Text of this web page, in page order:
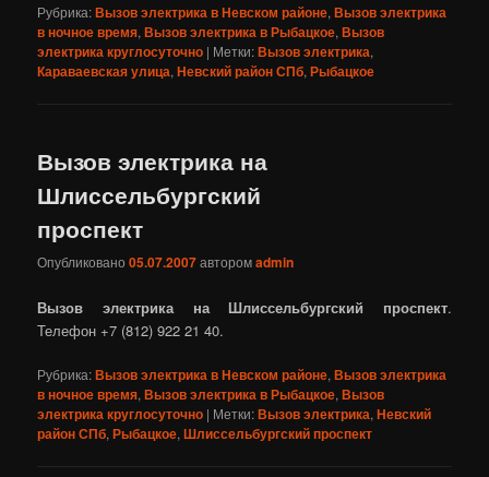
Рубрика:Вызов электрика в Невском районе,Вызов электрика
в ночное время,Вызов электрика в Рыбацкое,Вызов
электрика круглосуточно | Метки:Вызов электрика,
Караваевская улица,Невский район СПб,Рыбацкое
Вызов электрика на
Шлиссельбургский
проспект
Опубликовано05.07.2007авторомadmin
Вызов электрика на Шлиссельбургский проспект.
Телефон +7 (812) 922 21 40.
Рубрика:Вызов электрика в Невском районе,Вызов электрика
в ночное время,Вызов электрика в Рыбацкое,Вызов
электрика круглосуточно | Метки:Вызов электрика,Невский
район СПб,Рыбацкое,Шлиссельбургский проспект